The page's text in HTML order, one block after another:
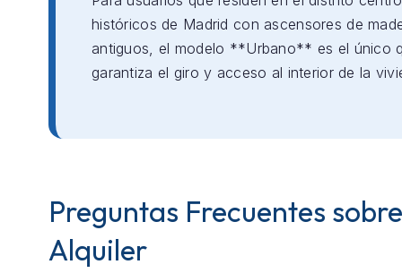
históricos de Madrid con ascensores de
antiguos, el modelo **Urbano** es el único
garantiza el giro y acceso al interior de la
Preguntas Frecuentes
Alquiler